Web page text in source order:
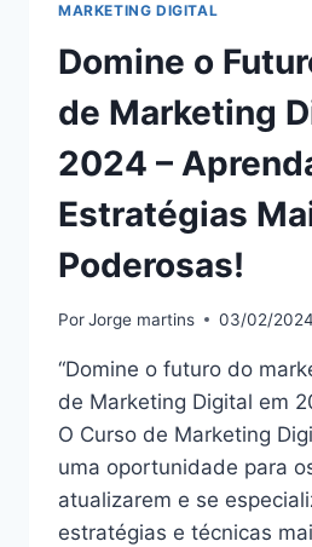
MARKETING DIGITAL
Domine o
de Marketing
2024 –
Estratégias
Poderosas!
PorJorge martins 03/02/2024
“Domine o futuro do
de Marketing Digital em
O Curso de Marketing
uma oportunidade para
atualizarem e se
estratégias e técnicas